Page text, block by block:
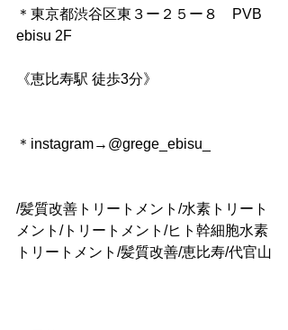
＊東京都渋谷区東３ー２５ー８　PVB
ebisu 2F
《恵比寿駅 徒歩3分》
＊instagram→@grege_ebisu_
/髪質改善トリートメント/水素トリート
メント/トリートメント/ヒト幹細胞水素
トリートメント/髪質改善/恵比寿/代官山